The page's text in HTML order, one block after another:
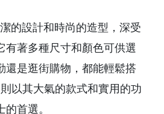
的設計和時尚的造型，深受
有著多種尺寸和顏色可供選
還是逛街購物，都能輕鬆搭
以其大氣的款式和實用的功
首選。